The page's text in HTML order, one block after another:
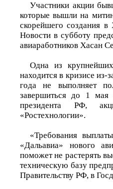
Участники акции
которые вышли на
скорейшего создания
Новости в субботу
авиаработников Хасан
Одна из крупнейших
находится в кризисе из-
года не выполняет
завершиться до 1 мая
президента РФ,
«Ростехнологии».
«Требования
«Дальавиа» нового
поможет не растерять
техническую базу
Правительству РФ, в